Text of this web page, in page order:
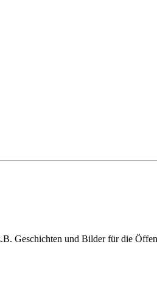
Geschichten und Bilder für die